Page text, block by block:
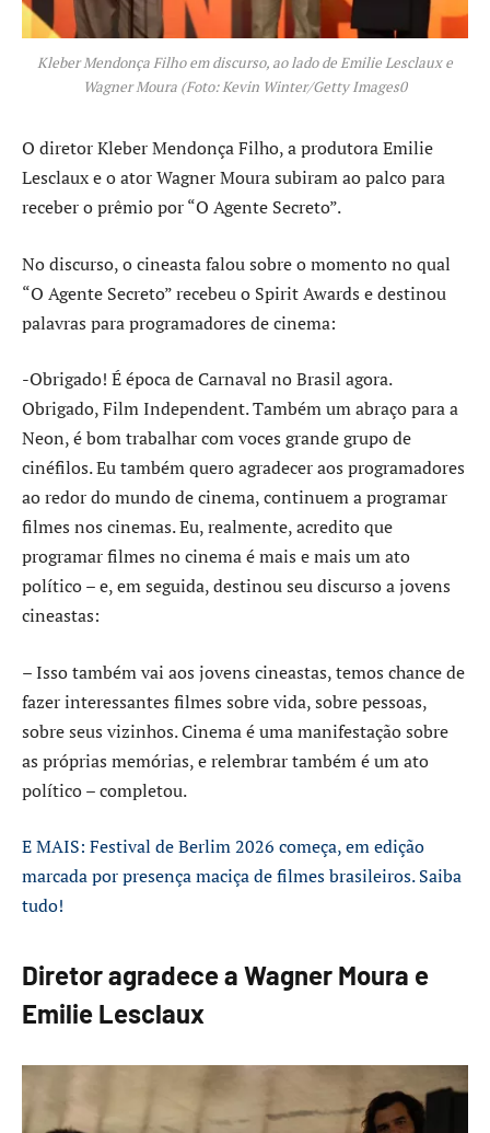
Kleber Mendonça Filho em discurso, ao lado de Emilie Lesclaux e
Wagner Moura (Foto: Kevin Winter/Getty Images0
O diretor Kleber Mendonça Filho, a produtora Emilie
Lesclaux e o ator Wagner Moura subiram ao palco para
receber o prêmio por “O Agente Secreto”.
No discurso, o cineasta falou sobre o momento no qual
“O Agente Secreto” recebeu o Spirit Awards e destinou
palavras para programadores de cinema:
-Obrigado! É época de Carnaval no Brasil agora.
Obrigado, Film Independent. Também um abraço para a
Neon, é bom trabalhar com voces grande grupo de
cinéfilos. Eu também quero agradecer aos programadores
ao redor do mundo de cinema, continuem a programar
filmes nos cinemas. Eu, realmente, acredito que
programar filmes no cinema é mais e mais um ato
político – e, em seguida, destinou seu discurso a jovens
cineastas:
– Isso também vai aos jovens cineastas, temos chance de
fazer interessantes filmes sobre vida, sobre pessoas,
sobre seus vizinhos. Cinema é uma manifestação sobre
as próprias memórias, e relembrar também é um ato
político – completou.
E MAIS: Festival de Berlim 2026 começa, em edição
marcada por presença maciça de filmes brasileiros. Saiba
tudo!
Diretor agradece a Wagner Moura e
Emilie Lesclaux